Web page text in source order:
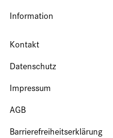
Information
Kontakt
Datenschutz
Impressum
AGB
Barrierefreiheitserklärung